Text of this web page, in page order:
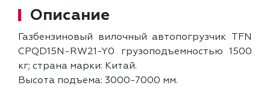
Описание
Газбензиновый вилочный автопогрузчик TFN
CPQD15N-RW21-Y0 грузоподъемностью 1500
кг; страна марки: Китай.
Высота подъема: 3000-7000 мм.